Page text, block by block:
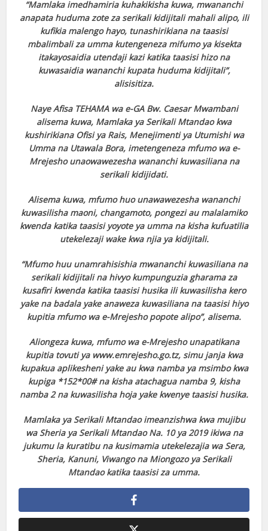
“Mamlaka imedhamiria kuhakikisha kuwa, mwananchi
anapata huduma zote za serikali kidijitali mahali alipo, ili
kufikia malengo hayo, tunashirikiana na taasisi
mbalimbali za umma kutengeneza mifumo ya kisekta
itakayosaidia utendaji kazi katika taasisi hizo na
kuwasaidia wananchi kupata huduma kidijitali”,
alisisitiza.
Naye Afisa TEHAMA wa e-GA Bw. Caesar Mwambani
alisema kuwa, Mamlaka ya Serikali Mtandao kwa
kushirikiana Ofisi ya Rais, Menejimenti ya Utumishi wa
Umma na Utawala Bora, imetengeneza mfumo wa e-
Mrejesho unaowawezesha wananchi kuwasiliana na
serikali kidijidati.
Alisema kuwa, mfumo huo unawawezesha wananchi
kuwasilisha maoni, changamoto, pongezi au malalamiko
kwenda katika taasisi yoyote ya umma na kisha kufuatilia
utekelezaji wake kwa njia ya kidijitali.
“Mfumo huu unamrahisishia mwananchi kuwasiliana na
serikali kidijitali na hivyo kumpunguzia gharama za
kusafiri kwenda katika taasisi husika ili kuwasilisha kero
yake na badala yake anaweza kuwasiliana na taasisi hiyo
kupitia mfumo wa e-Mrejesho popote alipo”, alisema.
Aliongeza kuwa, mfumo wa e-Mrejesho unapatikana
kupitia tovuti ya www.emrejesho.go.tz, simu janja kwa
kupakua aplikesheni yake au kwa namba ya msimbo kwa
kupiga *152*00# na kisha atachagua namba 9, kisha
namba 2 na kuwasilisha hoja yake kwenye taasisi husika.
Mamlaka ya Serikali Mtandao imeanzishwa kwa mujibu
wa Sheria ya Serikali Mtandao Na. 10 ya 2019 ikiwa na
jukumu la kuratibu na kusimamia utekelezajia wa Sera,
Sheria, Kanuni, Viwango na Miongozo ya Serikali
Mtandao katika taasisi za umma.